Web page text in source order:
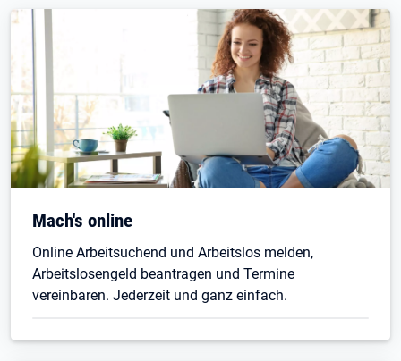
Öffnet in neuem Tab
Mach's online
Online Arbeitsuchend und Arbeitslos melden,
Arbeitslosengeld beantragen und Termine
vereinbaren. Jederzeit und ganz einfach.